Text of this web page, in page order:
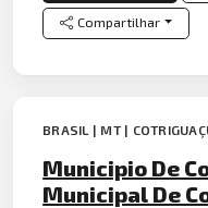
Compartilhar
BRASIL | MT |
Municipio De
Municipal De